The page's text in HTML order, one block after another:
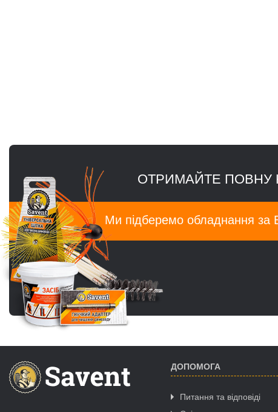
ОТРИМАЙТЕ ПОВНУ
Ми підберемо обладнання
ДОПОМОГА
Питання та відповіді